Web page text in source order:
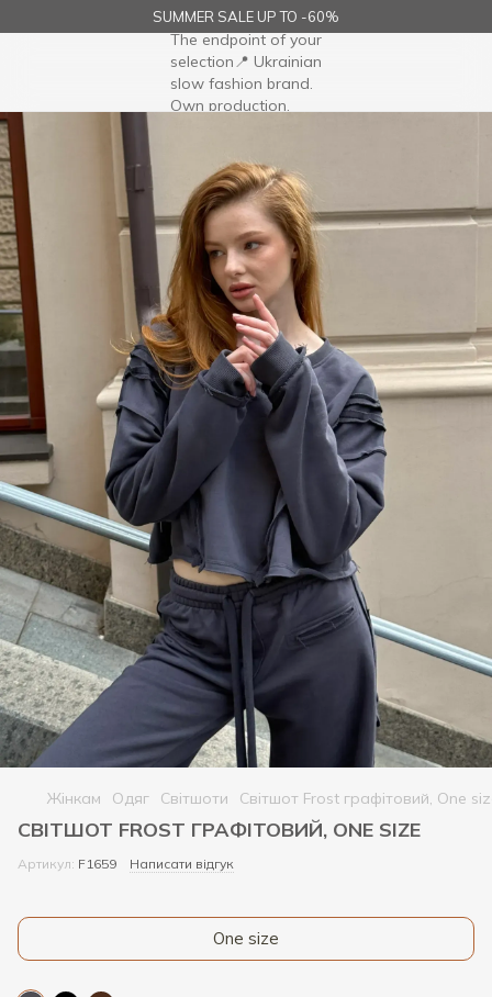
SUMMER SALE UP TO -60%
Жінкам Одяг Світшоти Світшот Frost графітовий, One
СВІТШОТ FROST ГРАФІТОВИЙ, ONE SIZE
Артикул: F1659 Написати відгук
One size